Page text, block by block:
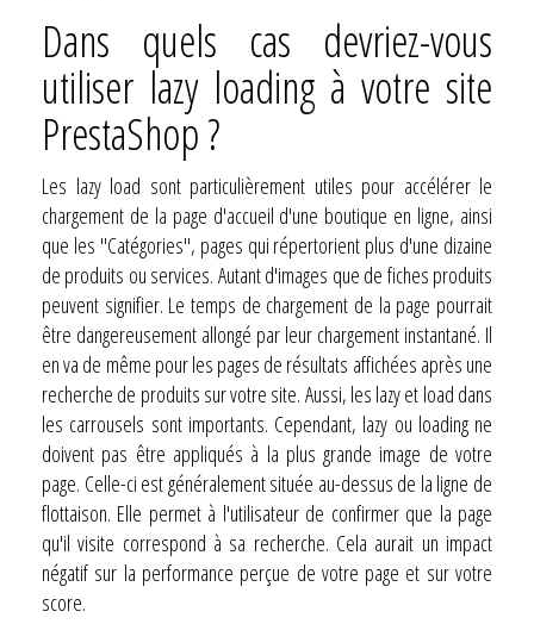
Dans quels cas devriez-vous
utiliser lazy loading à votre site
PrestaShop ?
Les lazy load sont particulièrement utiles pour accélérer le
chargement de la page d'accueil d'une boutique en ligne, ainsi
que les "Catégories", pages qui répertorient plus d'une dizaine
de produits ou services. Autant d'images que de fiches produits
peuvent signifier. Le temps de chargement de la page pourrait
être dangereusement allongé par leur chargement instantané. Il
en va de même pour les pages de résultats affichées après une
recherche de produits sur votre site. Aussi, les lazy et load dans
les carrousels sont importants. Cependant, lazy ou loading ne
doivent pas être appliqués à la plus grande image de votre
page. Celle-ci est généralement située au-dessus de la ligne de
flottaison. Elle permet à l'utilisateur de confirmer que la page
qu'il visite correspond à sa recherche. Cela aurait un impact
négatif sur la performance perçue de votre page et sur votre
score.